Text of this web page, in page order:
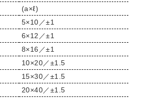
(a×ℓ)
5×10／±1
6×12／±1
8×16／±1
10×20／±1.5
15×30／±1.5
20×40／±1.5